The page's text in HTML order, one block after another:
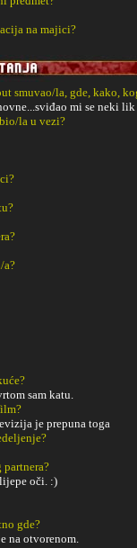
na majici?
smuvao/la, gde, kako,
mi se neki
la u vezi?
a?
sam katu.
je prepuna toga
partnera?
oči. :)
gde?
na otvorenom.